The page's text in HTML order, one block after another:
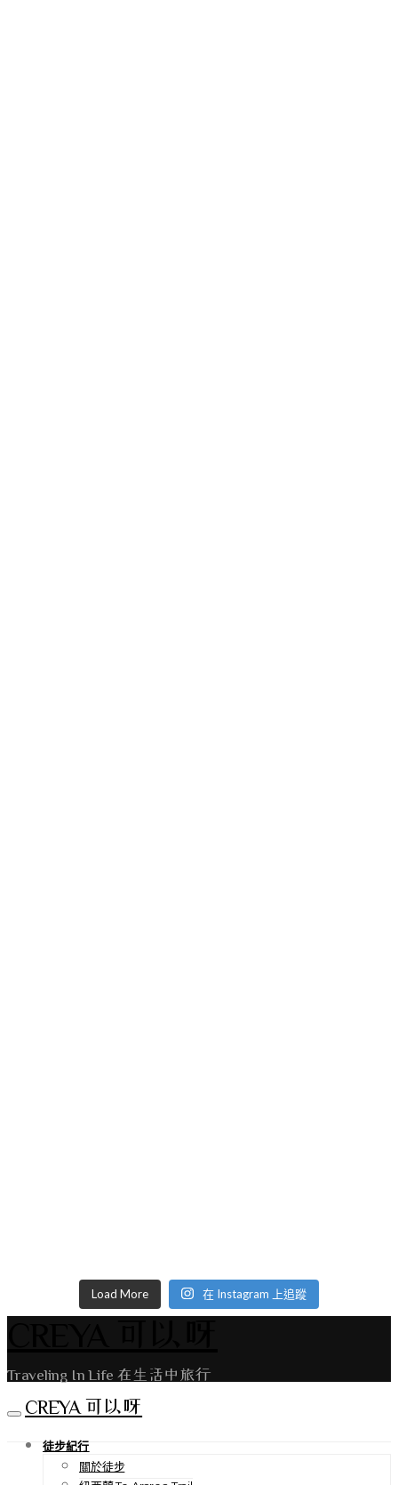
Load More 在 Instagram 上追蹤
Traveling In Life 在生活中旅行
CREYA 可以呀
徒步紀行
關於徒步